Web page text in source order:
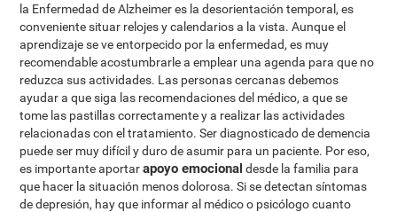
la Enfermedad de Alzheimer es la desorientación temporal, es
conveniente situar relojes y calendarios a la vista. Aunque el
aprendizaje se ve entorpecido por la enfermedad, es muy
recomendable acostumbrarle a emplear una agenda para que no
reduzca sus actividades. Las personas cercanas debemos
ayudar a que siga las recomendaciones del médico, a que se
tome las pastillas correctamente y a realizar las actividades
relacionadas con el tratamiento. Ser diagnosticado de demencia
puede ser muy difícil y duro de asumir para un paciente. Por eso,
es importante aportarapoyo emocional desde la familia para
que hacer la situación menos dolorosa. Si se detectan síntomas
de depresión, hay que informar al médico o psicólogo cuanto